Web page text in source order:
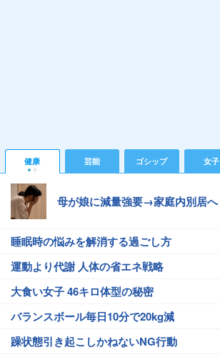
健康 芸能 ゴシップ 女子
母が娘に減量強要→家庭内別居へ
睡眠時の悩みを解消する過ごし方
運動より代謝 人体の省エネ戦略
大食い女子 46キロ体型の秘密
バランスボール毎日10分で20kg減
躁状態引き起こしかねないNG行動